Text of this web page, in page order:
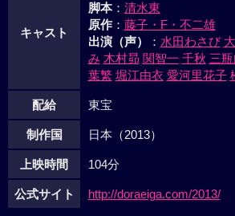
キャスト
脚本： 清水東
原作： 藤子・F・不二雄
出演（声）
： 水田わさび
み 木村昴 関智一 千秋 三
葉繁 堀江由衣 愛河里花子
配給 東宝
制作国 日本（2013）
上映時間 104分
公式サイト http://doraeiga.com/2013/